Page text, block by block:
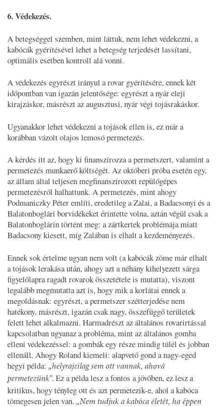
6. Védekezés.
A betegséggel szemben, mint láttuk, nem lehet védekezni, a
kabócák gyérítésével lehet a betegség terjedését lassítani,
optimális esetben kontroll alá vonni.
A védekezés egyrészt irányul a rovar gyérítésére, ennek két
időpontban van igazán jelentősége: egyrészt a nyár eleji
kirajzáskor, másrészt az augusztusi, nyár végi tojásrakáskor.
Ugyanakkor lehet védekezni a tojások ellen is, ez már a
korábban vázolt olajos lemosó permetezés.
A kérdés itt az, hogy ki finanszírozza a permetszert, valamint a
permetezés munkaerő költségét. Az októberi próba esetén egy,
az állam által teljesen megfinanszírozott repülőgépes
permetezésről halhattunk. A permetezés, mint ahogy
Podmaniczky Péter említi, eredetileg a Zalai, a Badacsonyi és a
Balatonboglári borvidékeket érintette volna, aztán végül csak a
Balatonboglárin történt meg: a zártkertek problémája miatt
Badacsony kiesett, míg Zalában is elhalt a kezdeményezés.
Ennek sok értelme ugyan nem volt (a kabócák zöme már elhalt
a tojások lerakása után, ahogy azt a néhány kihelyezett sárga
figyelőlapra ragadt rovarok összetétele is mutatta), viszont
legalább megmutatta azt is, hogy mik a korlátai ennek a
megoldásnak: egyrészt, a permetszer szétterjedése nem
hatékony, másrészt, igazán csak nagy, összefüggő területek
felett lehet alkalmazni. Harmadrészt az általános rovarirtással
kapcsolatban ugyanaz a probléma, mint az általános gomba
elleni védekezéssel: a gombák egy része mindig túlél és jobban
ellenáll. Ahogy Roland kiemeli: alapvető gond a nagy-eged
hegyi példa: „helyrajzilag sem ott vannak, ahová
permetezünk”. Ez a példa lesz a fontos a jövőben, ez lesz a
kritikus, hogy tényleg ott és azt permetezik-e, ahol a kabóca
tömegesen jelen van. „Nem tudjuk a kabóca életét, ha éppen